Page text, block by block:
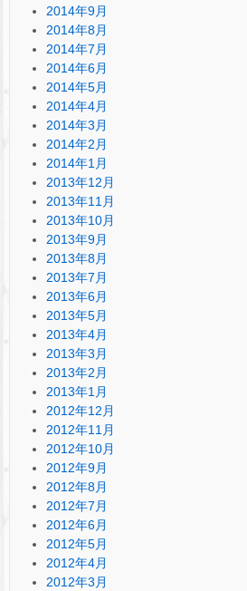
2014年9月
2014年8月
2014年7月
2014年6月
2014年5月
2014年4月
2014年3月
2014年2月
2014年1月
2013年12月
2013年11月
2013年10月
2013年9月
2013年8月
2013年7月
2013年6月
2013年5月
2013年4月
2013年3月
2013年2月
2013年1月
2012年12月
2012年11月
2012年10月
2012年9月
2012年8月
2012年7月
2012年6月
2012年5月
2012年4月
2012年3月